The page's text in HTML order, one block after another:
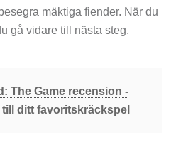
mäktiga fiender. När du
gå vidare till nästa steg.
The Game recension -
ditt favoritskräckspel